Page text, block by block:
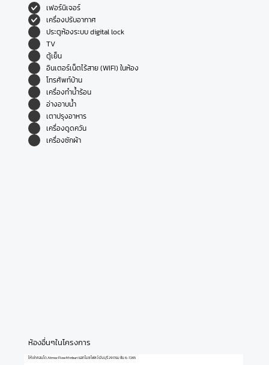
เฟอร์นิเจอร์
เครื่องปรับอากาศ
ประตูห้องระบบ digital lock
TV
ตู้เย็น
อินเตอร์เน็ตไร้สาย (WIFI) ในห้อง
โทรศัพท์บ้าน
เครื่องทำน้ำร้อน
อ่างอาบน้ำ
เตาปรุงอาหาร
เครื่องดูดควัน
เครื่องซักผ้า
ห้องอื่นๆในโครงการ
ให้เช่าคอนโด Atmoz Flow Minburi แอทโมซ โฟลว์ มีนบุรี 29 ตรม ชั้น 6-7265